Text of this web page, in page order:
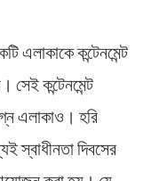
এলাকাকে কন্টেনমেন্ট
কন্টেনমেন্ট
এলাকাও। হরি
স্বাধীনতা দিবসের